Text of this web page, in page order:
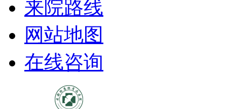
来院路线
网站地图
在线咨询